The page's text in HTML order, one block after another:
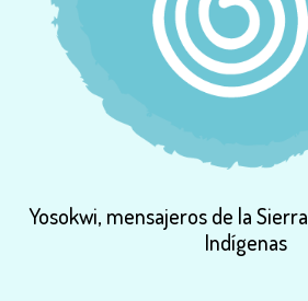
Yosokwi, mensajerosde laSierra
Indígenas